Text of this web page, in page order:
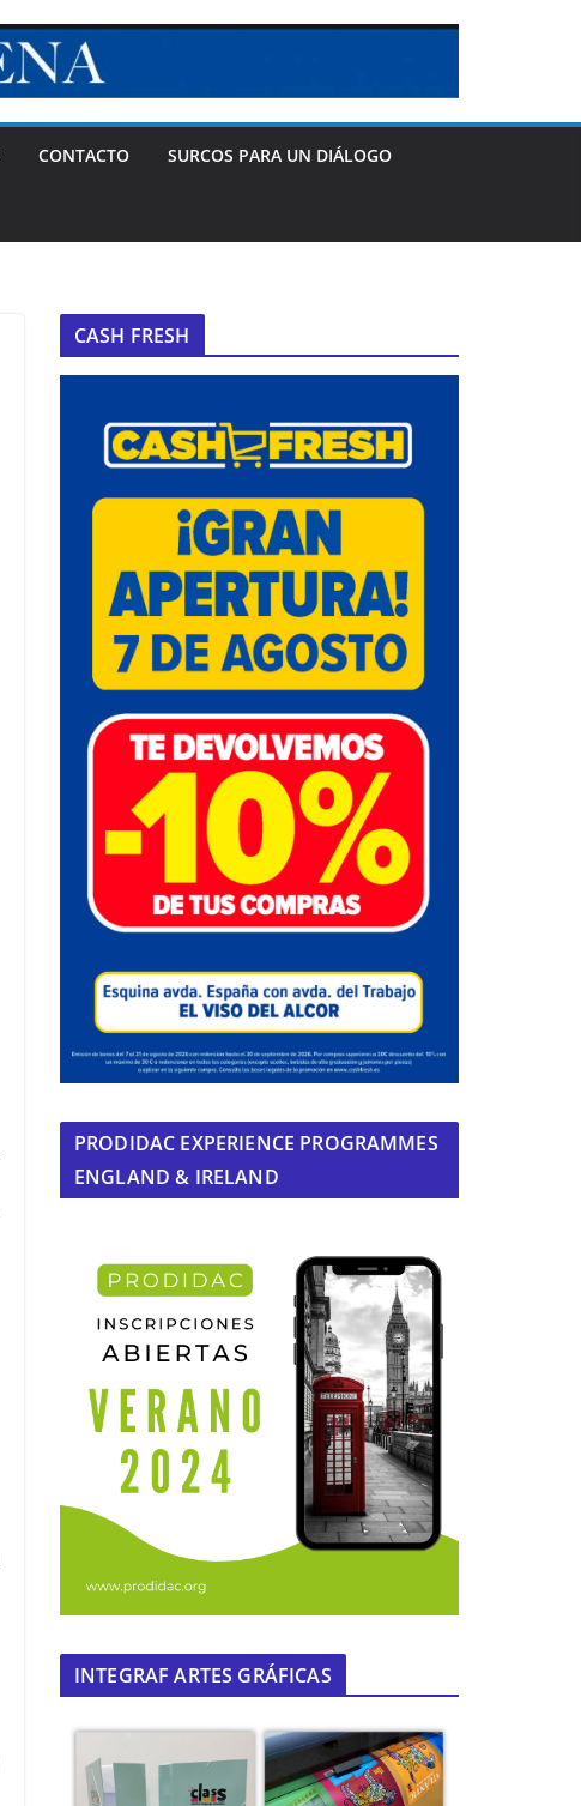
CONTACTO SURCOS PARA UN DIÁLOGO
CASH FRESH
PRODIDAC EXPERIENCE PROGRAMMES
ENGLAND & IRELAND
INTEGRAF ARTES GRÁFICAS